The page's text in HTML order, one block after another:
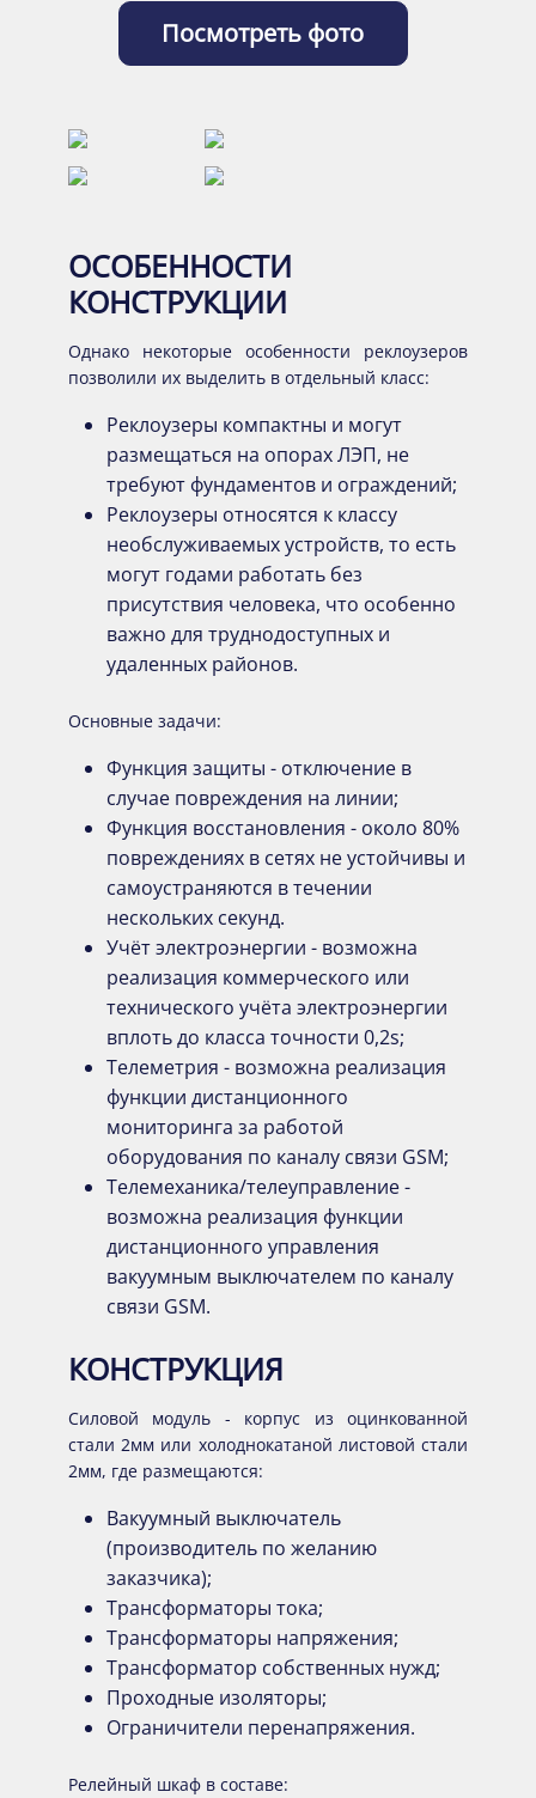
Посмотреть фото
ОСОБЕННОСТИ
КОНСТРУКЦИИ
Однако некоторые особенности реклоузеров
позволили их выделить в отдельный класс:
Реклоузеры компактны и могут
размещаться на опорах ЛЭП, не
требуют фундаментов и ограждений;
Реклоузеры относятся к классу
необслуживаемых устройств, то есть
могут годами работать без
присутствия человека, что особенно
важно для труднодоступных и
удаленных районов.
Основные задачи:
Функция защиты - отключение в
случае повреждения на линии;
Функция восстановления - около 80%
повреждениях в сетях не устойчивы и
самоустраняются в течении
нескольких секунд.
Учёт электроэнергии - возможна
реализация коммерческого или
технического учёта электроэнергии
вплоть до класса точности 0,2s;
Телеметрия - возможна реализация
функции дистанционного
мониторинга за работой
оборудования по каналу связи GSM;
Телемеханика/телеуправление -
возможна реализация функции
дистанционного управления
вакуумным выключателем по каналу
связи GSM.
КОНСТРУКЦИЯ
Силовой модуль - корпус из оцинкованной
стали 2мм или холоднокатаной листовой стали
2мм, где размещаются:
Вакуумный выключатель
(производитель по желанию
заказчика);
Трансформаторы тока;
Трансформаторы напряжения;
Трансформатор собственных нужд;
Проходные изоляторы;
Ограничители перенапряжения.
Релейный шкаф в составе: